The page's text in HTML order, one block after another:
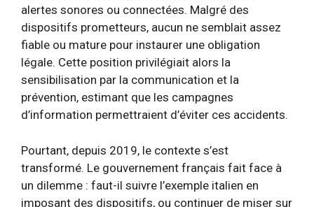
alertes sonores ou connectées. Malgré des
dispositifs prometteurs, aucun ne semblait assez
fiable ou mature pour instaurer une obligation
légale. Cette position privilégiait alors la
sensibilisation par la communication et la
prévention, estimant que les campagnes
d’information permettraient d’éviter ces accidents.
Pourtant, depuis 2019, le contexte s’est
transformé. Le gouvernement français fait face à
un dilemme : faut-il suivre l’exemple italien en
imposant des dispositifs, ou continuer de miser sur